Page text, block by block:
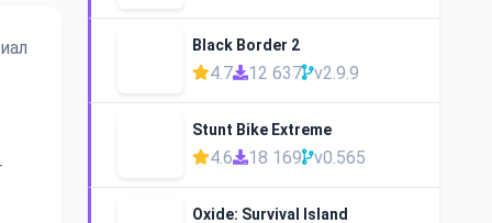
Black Border 2
4.7 12 637 v2.9.9
Stunt Bike Extreme
4.6 18 169 v0.565
Oxide: Survival Island